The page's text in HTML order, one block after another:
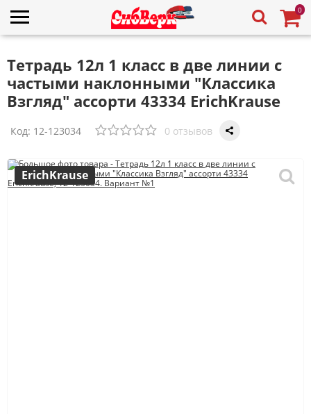
0
Тетрадь 12л 1 класс в две линии с
частыми наклонными "Классика
Взгляд" ассорти 43334 ErichKrause
Код: 12-123034 0 отзывов
ErichKrause